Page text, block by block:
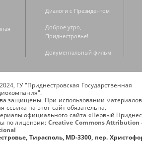
Диалоги с Президентом
Доброе утро,
Приднестровье!
Документальный фильм
ГУ "Приднестровская Государственная
защищены. При использовании
ссылка на этот сайт обязательна.
официального сайта «Первый
по лицензии: Creative Commons Attribution
Тирасполь, MD-3300, пер.